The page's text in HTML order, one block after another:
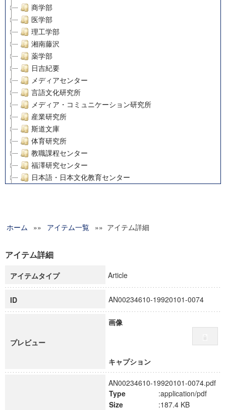
商学部
医学部
理工学部
湘南藤沢
薬学部
日吉紀要
メディアセンター
言語文化研究所
メディア・コミュニケーション研究所
産業研究所
斯道文庫
体育研究所
教職課程センター
福澤研究センター
日本語・日本文化教育センター
グローバルリサーチインスティテュート
科学研究費補助金研究成果報告書
慶應義塾大学グローバルCOEプログラム市民社会ガバナンス
慶應義塾大学グローバルCOEプログラム論理と感性の先端的
博士課程教育リーディングプログラム「超成熟社会発展のサ
学術雑誌掲載論文等(8)
ホーム »» アイテム一覧 »» アイテム詳細
アイテム詳細
アイテムタイプ Article
ID AN00234610-19920101-0074
プレビュー
画像
キャプション
AN00234610-19920101-0074.pdf
Type
:application/pdf
Size
:187.4 KB